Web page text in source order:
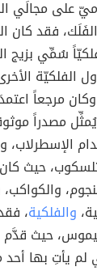
على مجالَي
فقد كان
سُمِّي بزيج
الفلكيّة
وكان مرجعاً
مصدراً
الإسطرلاب،
حيث
والفلكية،
حيث قدَّم
لم يأتِ بها